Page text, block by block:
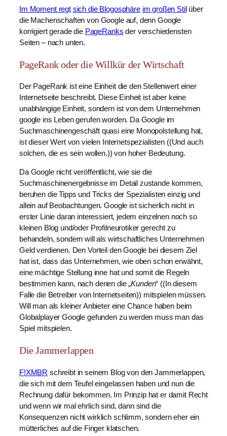
Im Moment regt sich die Blogosphäre im großen Stil über
die Machenschaften von Google auf, denn Google
korrigiert gerade die PageRanks der verschiedensten
Seiten – nach unten.
PageRank oder die Willkür der Wirtschaft
Der PageRank ist eine Einheit die den Stellenwert einer
Internetseite beschreibt. Diese Einheit ist aber keine
unabhängige Einheit, sondern ist von dem Unternehmen
google ins Leben gerufen worden. Da Google im
Suchmaschinengeschäft quasi eine Monopolstellung hat,
ist dieser Wert von vielen Internetspezialisten ((Und auch
solchen, die es sein wollen.)) von hoher Bedeutung.
Da Google nicht veröffentlicht, wie sie die
Suchmaschinenergebnisse im Detail zustande kommen,
beruhen die Tipps und Tricks der Spezialisten einzig und
allein auf Beobachtungen. Google ist sicherlich nicht in
erster Linie daran interessiert, jedem einzelnen noch so
kleinen Blog und/oder Profilneurotiker gerecht zu
behandeln, sondern will als wirtschaftliches Unternehmen
Geld verdienen. Den Vorteil den Google bei diesem Ziel
hat ist, dass das Unternehmen, wie oben schon erwähnt,
eine mächtige Stellung inne hat und somit die Regeln
bestimmen kann, nach denen die „Kunden“ ((In diesem
Falle die Betreiber von Internetseiten)) mitspielen müssen.
Will man als kleiner Anbieter eine Chance haben beim
Globalplayer Google gefunden zu werden muss man das
Spiel mitspielen.
Die Jammerlappen
F!XMBR schreibt in seinem Blog von den Jammerlappen,
die sich mit dem Teufel eingelassen haben und nun die
Rechnung dafür bekommen. Im Prinzip hat er damit Recht
und wenn wir mal ehrlich sind, dann sind die
Konsequenzen nicht wirklich schlimm, sondern eher ein
mütterliches auf die Finger klatschen.